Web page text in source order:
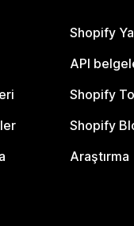
Shopify
API
Shopify
Shopify
Araştırma